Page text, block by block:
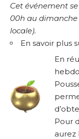
Cet événement
00h au dimanche
locale).
En savoir plus
En
Pour
aurez